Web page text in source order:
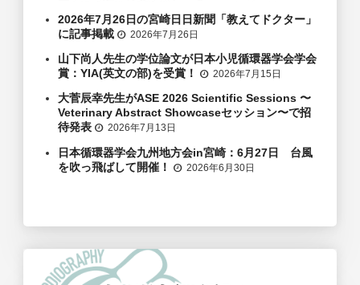
2026年7月26日の宮崎日日新聞「教えてドクター」
に記事掲載
2026年7月26日
山下尚人先生の学位論文が日本小児循環器学会学会
賞：YIA(英文の部)を受賞！
2026年7月15日
大菅辰幸先生がASE 2026 Scientific Sessions 〜
Veterinary Abstract Showcaseセッション〜で招
待発表
2026年7月13日
日本循環器学会九州地方会in宮崎：6月27日 台風
を吹っ飛ばして開催！
2026年6月30日